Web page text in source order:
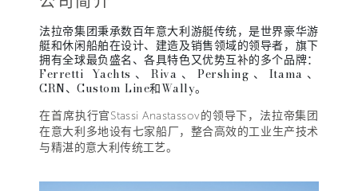
法拉帝集团秉承数百年意大利游艇传统，是世界豪华游
艇和休闲船舶在设计、建造及销售领域的领导者，旗下
拥有全球最负盛名、各具特色又优势互补的多个品牌：
Ferretti Yachts、Riva、Pershing、Itama、
CRN、Custom Line和Wally。
在首席执行官Stassi Anastassov的领导下，法拉帝集团
在意大利多地设有七家船厂，整合高效的工业生产技术
与精湛的意大利传统工艺。